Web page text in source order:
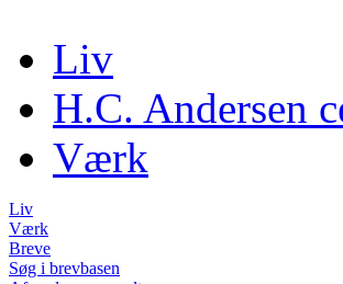
Liv
H.C. Andersen
Værk
Liv
Værk
Breve
Søg i brevbasen